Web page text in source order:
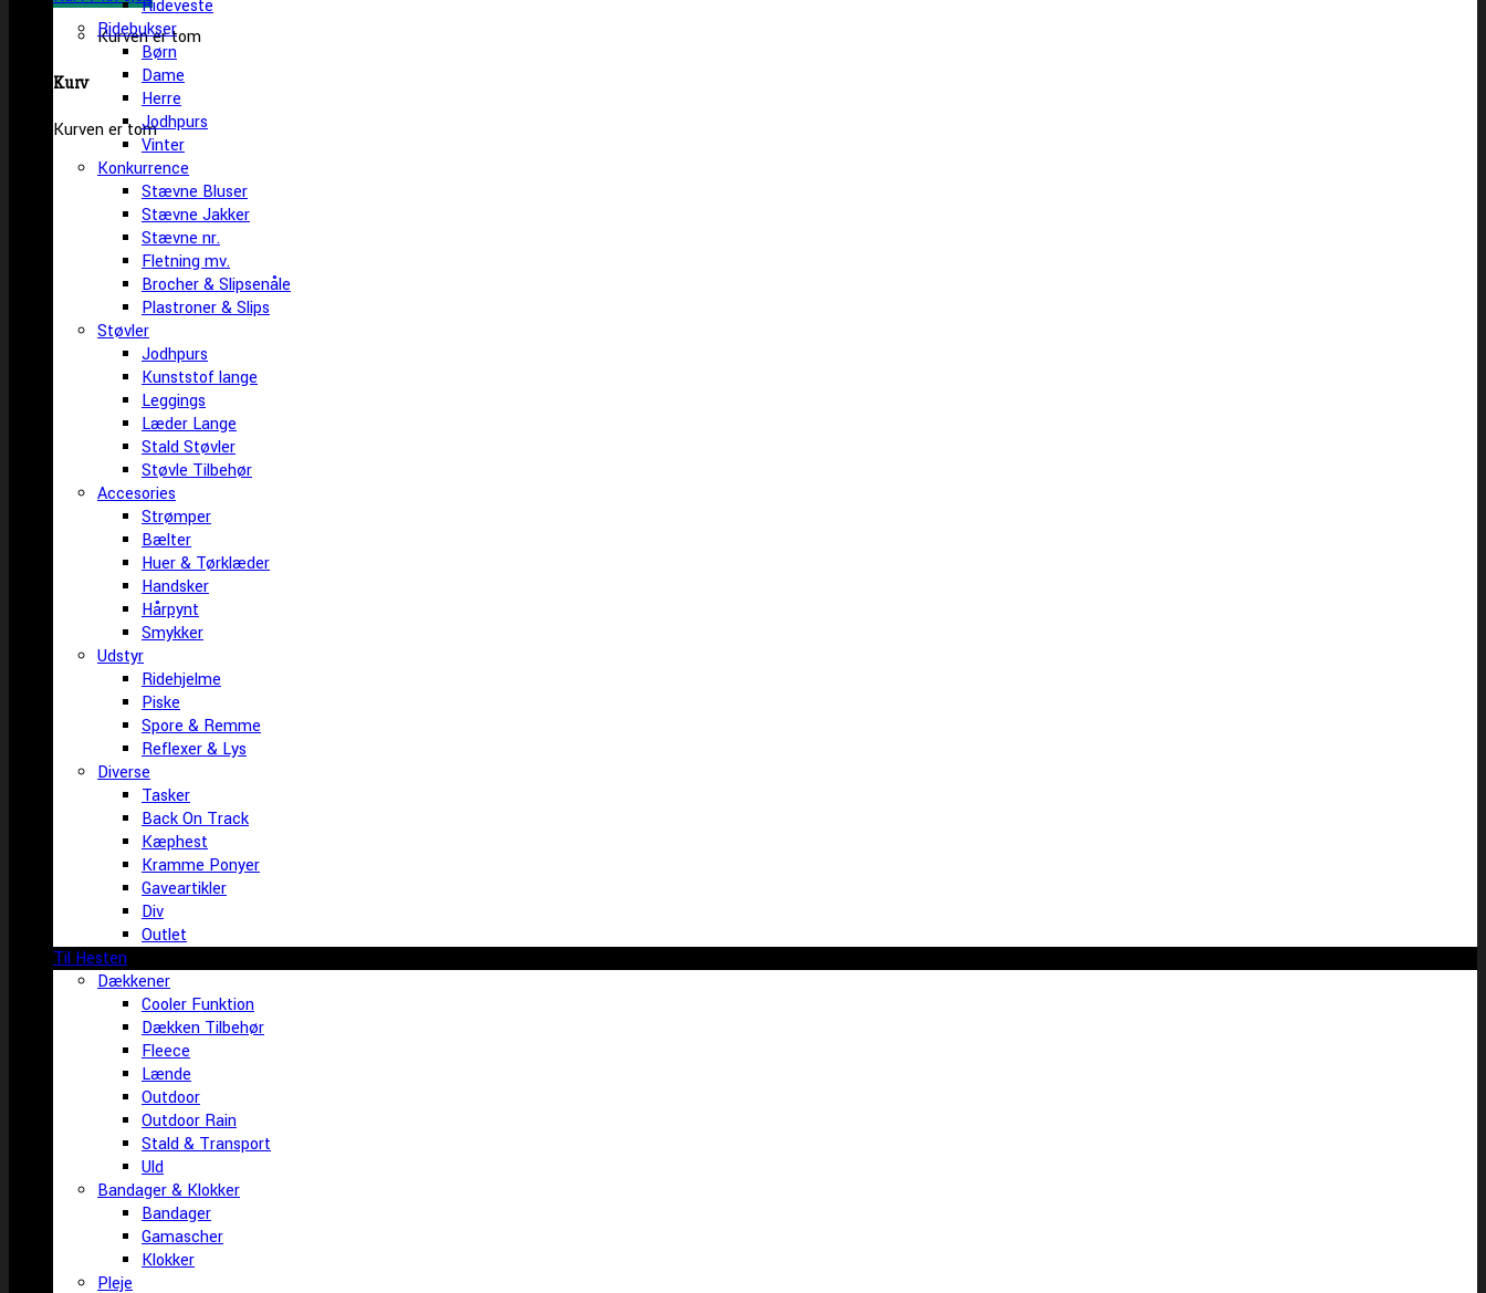
Kurven er tom
Kurv
Kurven er tom
Rideveste
Ridebukser
Børn
Dame
Herre
Jodhpurs
Vinter
Konkurrence
Stævne Bluser
Stævne Jakker
Stævne nr.
Fletning mv.
Brocher & Slipsenåle
Plastroner & Slips
Støvler
Jodhpurs
Kunststof lange
Leggings
Læder Lange
Stald Støvler
Støvle Tilbehør
Accesories
Strømper
Bælter
Huer & Tørklæder
Handsker
Hårpynt
Smykker
Udstyr
Ridehjelme
Piske
Spore & Remme
Reflexer & Lys
Diverse
Tasker
Back On Track
Kæphest
Kramme Ponyer
Gaveartikler
Div
Outlet
Til Hesten
Dækkener
Cooler Funktion
Dækken Tilbehør
Fleece
Lænde
Outdoor
Outdoor Rain
Stald & Transport
Uld
Bandager & Klokker
Bandager
Gamascher
Klokker
Pleje